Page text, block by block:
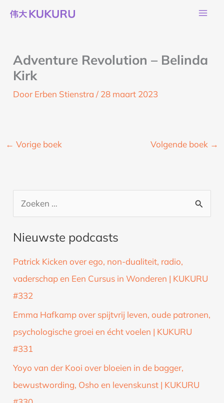
naar
Adventure Revolution – Belinda
Kirk
Door Erben Stienstra/ 28 maart 2023
← Vorige boek Volgende boek →
e
k
a
Nieuwste podcasts
Patrick Kicken over ego, non-dualiteit, radio,
vaderschap en Een Cursus in Wonderen | KUKURU
#332
Emma Hafkamp over spijtvrij leven, oude patronen,
psychologische groei en écht voelen | KUKURU
#331
Yoyo van der Kooi over bloeien in de bagger,
bewustwording, Osho en levenskunst | KUKURU